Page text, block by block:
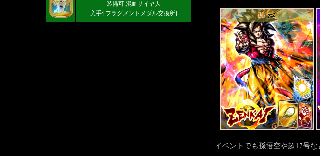
LL
イベントでも孫悟空や超17号
装備可:混血サイヤ人
入手:[フラグメントメダル交換所]